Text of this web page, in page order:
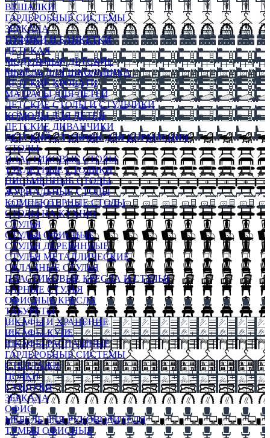
ВЕШАЛКИ
ГАРДЕРОБНЫЕ СИСТЕМЫ
ЗЕРКАЛА
ПУФИКИ И БАНКЕТКИ
ДЕТСКАЯ
МОДУЛЬНЫЕ ДЕТСКИЕ
МЕБЕЛЬ ДЛЯ ШКОЛЬНИКА
ДЕТСКИЕ КРОВАТИ
МАТРАСЫ ДЛЯ ДЕТЕЙ
ДЕТСКИЕ СТОЛЫ И СТУЛЬЧИКИ
КОМОДЫ ДЛЯ ДЕТЕЙ
ДЕТСКИЕ ДИВАНЧИКИ
ДЕТСКИЙ СТУЛЬЧИК ДЛЯ КОРМЛЕНИЯ
СТОЛЫ
ПЛАСТИКОВЫЕ СТОЛЫ
ТУАЛЕТНЫЕ СТОЛИКИ
ПИСЬМЕННЫЕ СТОЛЫ
ЖУРНАЛЬНЫЕ СТОЛЫ
КОМПЬЮТЕРНЫЕ СТОЛЫ
СТОЛЫ НА КУХНЮ
СТУЛЬЯ
СТУЛЬЯ ОФИСНЫЕ
СТУЛЬЯ ДЕРЕВЯННЫЕ
СТУЛЬЯ МЕТАЛЛИЧЕСКИЕ
СКЛАДНЫЕ СТУЛЬЯ
ПЛАСТИКОВЫЕ КРЕСЛА И СТУЛЬЯ
БАРНЫЕ СТУЛЬЯ
ОФИСНЫЕ КРЕСЛА
ТАБУРЕТЫ
ШКАФЫ И ХРАНЕНИЕ
ШКАФЫ-КУПЕ
ШКАФЫ-РАСПАШНЫЕ
ГАРДЕРОБНЫЕ СИСТЕМЫ
СТЕЛЛАЖИ
ПОЛКИ
СУНДУКИ
ЗЕРКАЛА
ОФИС
МЕБЕЛЬ ДЛЯ РУКОВОДИТЕЛЯ
ТУМБЫ ОФИСНЫЕ